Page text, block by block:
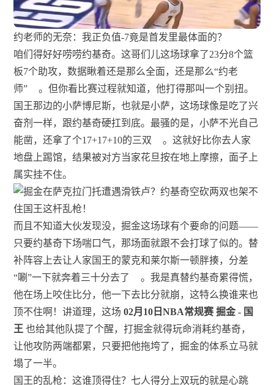
约老师的无奈：我正负值-7竟是首发里最体面的？
咱们得好好唠唠约基奇。这哥们儿这场球拿了23分8个篮
板7个助攻，数据瞅着还是那么全面，还是那么“约老
师”
。但你看比赛过程就知道，他打得那叫一个别扭。
国王那边的小萨博尼斯，也就是小萨，这场球像是吃了兴
奋剂一样，跟约基奇硬扛到底。最骚的是，小萨不光自己
能凿，还拿了个17+17+10的三双
。这就好比你去人家
地盘上踢馆，结果被对方当家花旦按在地上摩擦，面子上
属实挂不住。
而且不知道大伙发现没，掘金这场球有个要命的问题——
只要约基奇下场喘口气，那场面就跟不会打球了似的。替
补阵容上去让人家国王的蒙克和莱尔斯一顿胖揍，分差
“唰”一下就奔着三十分去了
。我是真替约基奇累得慌，
他在场上咬住比分，他一下去比分就崩，这特么换谁来也
顶不住啊！讲道理，这场02月10日NBA常规赛 掘金 - 国
王 也给其他队提了个醒，打掘金就得玩命消耗约基奇，
让他攻防两端都累，只要把他拖垮了，掘金的体系立马就
塌了一半。
国王的乱枪：这谁顶得住？七人得分上双玩的就是心跳